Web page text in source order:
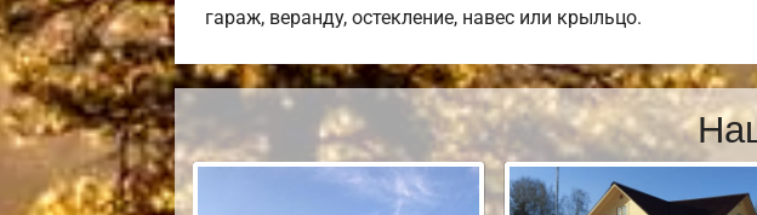
гараж, веранду, остекление, навес или крыльцо.